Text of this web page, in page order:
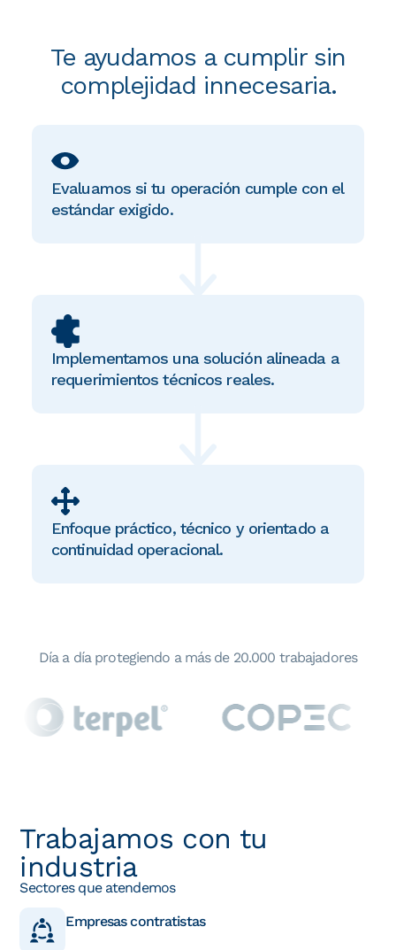
Te ayudamos a cumplir sin
complejidad innecesaria.
Evaluamos si tu operación cumple con el
estándar exigido.
Implementamos una solución alineada a
requerimientos técnicos reales.
Enfoque práctico, técnico y orientado a
continuidad operacional.
Día a día protegiendo a más de 20.000 trabajadores
Trabajamos con tu
industria
Sectores que atendemos
Empresas contratistas